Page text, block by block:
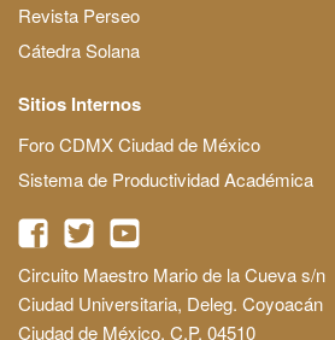
Revista Perseo
Cátedra Solana
Sitios Internos
Foro CDMX Ciudad de México
Sistema de Productividad Académica
Circuito Maestro Mario de la Cueva s/n
Ciudad Universitaria, Deleg. Coyoacán
Ciudad de México, C.P. 04510